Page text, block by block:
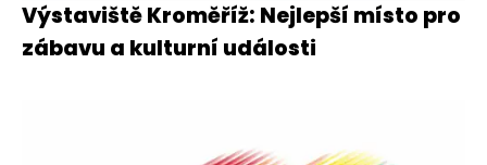
Výstaviště Kroměříž: Nejlepší místo pro
zábavu a kulturní události